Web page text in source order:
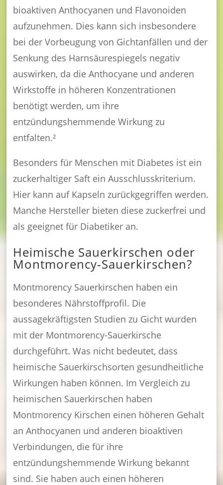
bioaktiven Anthocyanen und Flavonoiden
aufzunehmen. Dies kann sich insbesondere
bei der Vorbeugung von Gichtanfällen und der
Senkung des Harnsäurespiegels negativ
auswirken, da die Anthocyane und anderen
Wirkstoffe in höheren Konzentrationen
benötigt werden, um ihre
entzündungshemmende Wirkung zu
entfalten.²
Besonders für Menschen mit Diabetes ist ein
zuckerhaltiger Saft ein Ausschlusskriterium.
Hier kann auf Kapseln zurückgegriffen werden.
Manche Hersteller bieten diese zuckerfrei und
als geeignet für Diabetiker an.
Heimische Sauerkirschen oder
Montmorency-Sauerkirschen?
Montmorency Sauerkirschen haben ein
besonderes Nährstoffprofil. Die
aussagekräftigsten Studien zu Gicht wurden
mit der Montmorency-Sauerkirsche
durchgeführt. Was nicht bedeutet, dass
heimische Sauerkirschsorten gesundheitliche
Wirkungen haben können. Im Vergleich zu
heimischen Sauerkirschen haben
Montmorency Kirschen einen höheren Gehalt
an Anthocyanen und anderen bioaktiven
Verbindungen, die für ihre
entzündungshemmende Wirkung bekannt
sind. Sie haben auch einen höheren